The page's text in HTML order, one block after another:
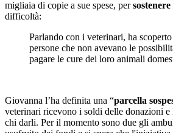
migliaia di copie a sue spese, per
difficoltà:
Parlando con i veterinari, ha scoperto
persone che non avevano le
pagare le cure dei loro animali
Giovanna l’ha definita una “parcella
veterinari ricevono i soldi delle donazioni e
chi darli. Per il momento sono due gli